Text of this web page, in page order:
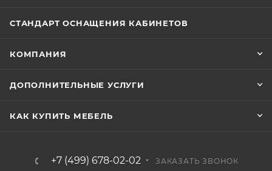
СТАНДАРТ ОСНАЩЕНИЯ КАБИНЕТОВ
КОМПАНИЯ
ДОПОЛНИТЕЛЬНЫЕ УСЛУГИ
КАК КУПИТЬ МЕБЕЛЬ
+7 (499) 678-02-02 ЗАКАЗАТЬ ЗВОНОК